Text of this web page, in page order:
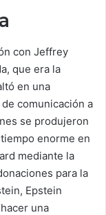
con Jeffrey
que era la
en una
comunicación a
se produjeron
enorme en
mediante la
para la
Epstein
una